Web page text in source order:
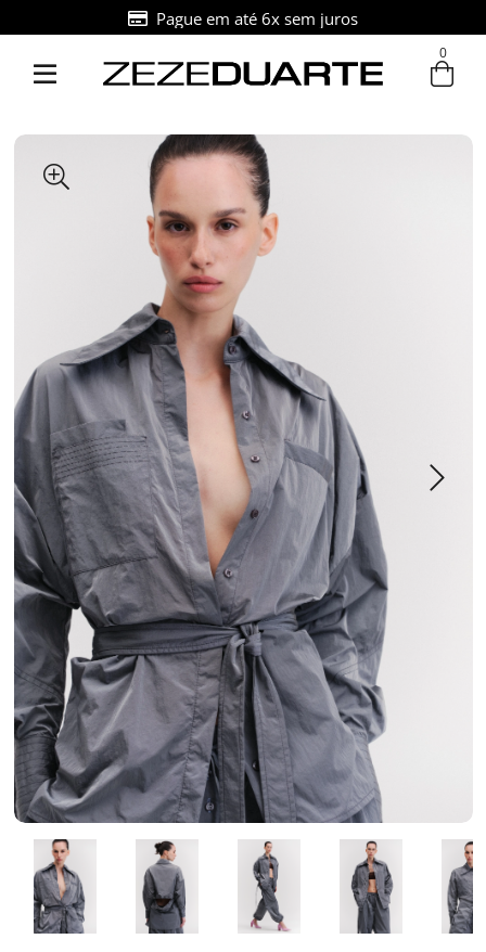
Entre com email ou cpf/cnpj
Pague em até 6x sem juros
0